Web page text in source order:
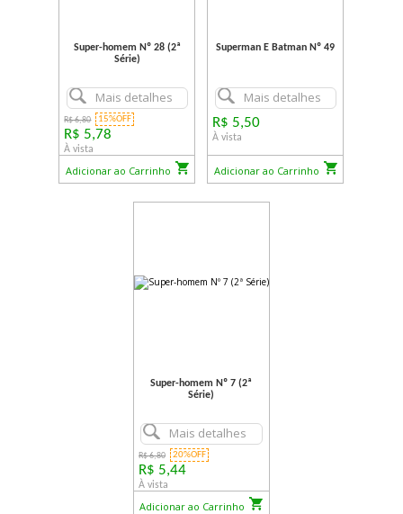
Super-homem Nº 28 (2ª
Série)
Mais detalhes
R$ 6,80 15%OFF
R$ 5,78
À vista
Adicionar ao Carrinho
Superman E Batman Nº 49
Mais detalhes
R$ 5,50
À vista
Adicionar ao Carrinho
Super-homem Nº 7 (2ª
Série)
Mais detalhes
R$ 6,80 20%OFF
R$ 5,44
À vista
Adicionar ao Carrinho